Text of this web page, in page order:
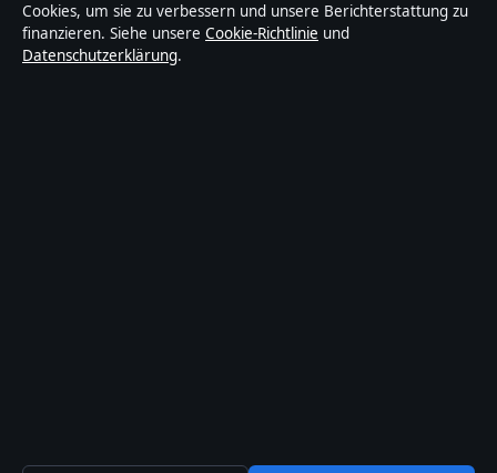
trägt eine Byline, wird von einem Redakteur geprüft
und vor der Veröffentlichung faktengecheckt.
Cookies, um sie zu verbessern und unsere Berichterstattung zu
finanzieren. Siehe unsere Cookie-Richtlinie und
Datenschutzerklärung.